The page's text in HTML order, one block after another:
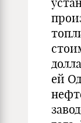
ей